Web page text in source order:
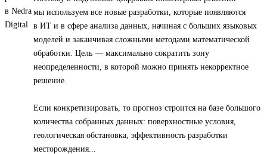
мы используем все новые разработки, которые появляются
в ИТ и в сфере анализа данных, начиная с больших языковых
моделей и заканчивая сложными методами математической
обработки. Цель — максимально сократить зону
неопределенности, в которой можно принять некорректное
решение.
Если конкретизировать, то прогноз строится на базе большого
количества собранных данных: поверхностные условия,
геологическая обстановка, эффективность разработки
месторождения...